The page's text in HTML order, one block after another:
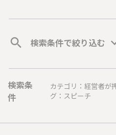
検索条件で絞り込む
検索条
件
カテゴリ：経営者が
グ：スピーチ